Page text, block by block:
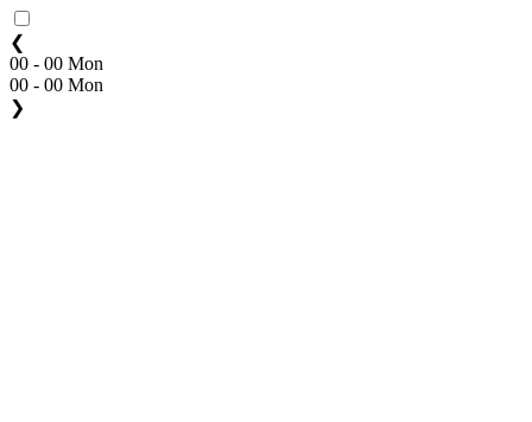
❮
00 - 00 Mon
00 - 00 Mon
❯